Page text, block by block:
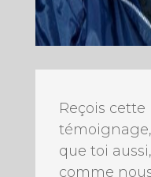
Reçois
témoignage,
que toi
comme